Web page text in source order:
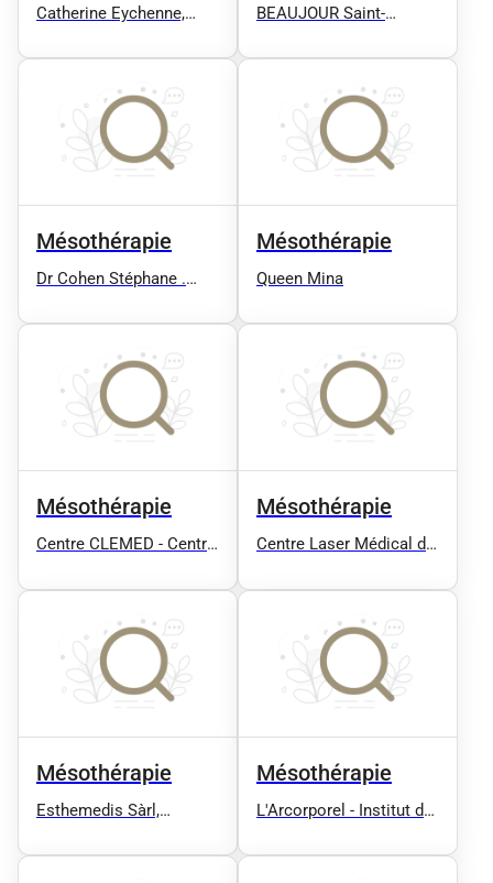
Catherine Eychenne,
Esthétique et laser des
BEAUJOUR Saint-
Mésothérapie
Dr Cohen Stéphane .
de Créteil et de
cryolipolyse
Mésothérapie
Queen Mina
Mésothérapie
Centre CLEMED - Centre
Mésothérapie
Centre Laser Médical de
Mésothérapie
Esthemedis Sàrl,
Mésothérapie
L'Arcorporel - Institut de
Marne